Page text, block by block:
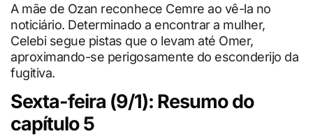
A mãe de Ozan reconhece Cemre ao vê-la no
noticiário. Determinado a encontrar a mulher,
Celebi segue pistas que o levam até Omer,
aproximando-se perigosamente do esconderijo da
fugitiva.
Sexta-feira (9/1): Resumo do
capítulo 5